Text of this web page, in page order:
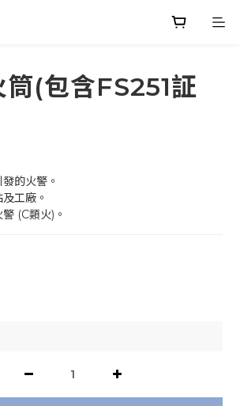
(包含FS251証
的火警。
工廠。
(C類火)。